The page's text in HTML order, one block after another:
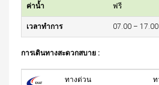
ค่าน้ำ ฟรี
เวลาทำการ 07.00 – 17.00
การเดินทางสะดวกสบาย :
ทางด่วน ท